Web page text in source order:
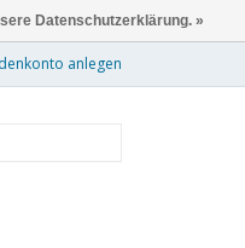
anlegen
Datenschutzerklärung. »